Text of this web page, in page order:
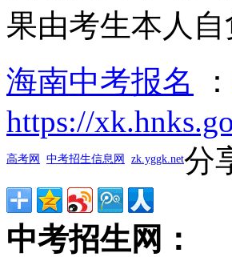
果由考生本人自
海南中考报名
：
https://
高考网 中考招生信息网 zk.yggk.net分
中考招生网：